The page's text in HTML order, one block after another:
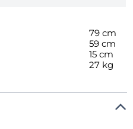
79 cm
59 cm
15 cm
27 kg